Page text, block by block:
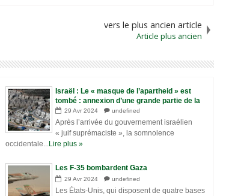
vers le plus ancien article
Article plus ancien
Israël : Le « masque de l’apartheid » est
tombé : annexion d’une grande partie de la
Cisjordanie
29 Avr 2024 undefined
Après l’arrivée du gouvernement israélien
« juif suprémaciste », la somnolence
occidentale...Lire plus »
Les F-35 bombardent Gaza
29 Avr 2024 undefined
Les États-Unis, qui disposent de quatre bases